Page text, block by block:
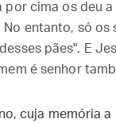
por cima os deu a
No entanto, só os
pães". E
é senhor
cuja memória a